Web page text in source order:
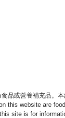
品或營養補充品。
this website are
site is for